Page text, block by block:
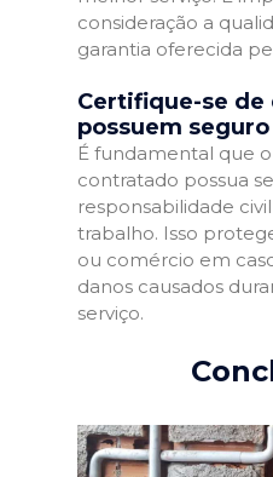
consideração a
garantia oferecida
Certifique-se de
possuem seguro
É fundamental que
contratado possua
responsabilidade
trabalho. Isso
ou comércio em
danos causados
serviço.